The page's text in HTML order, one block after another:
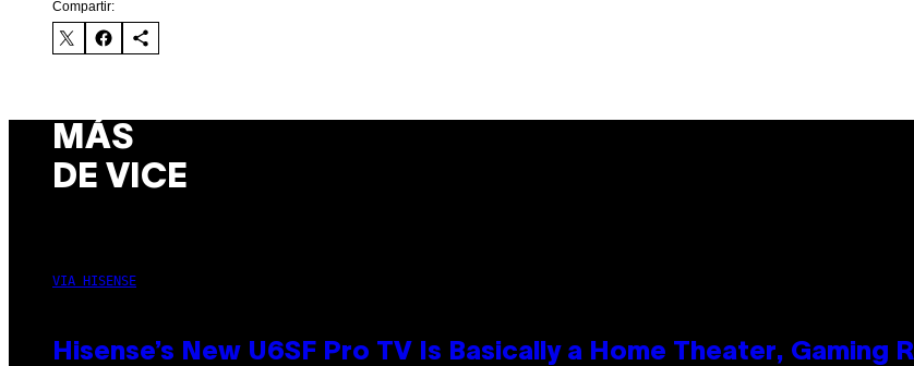
Compartir:
MÁS
DE VICE
VIA HISENSE
Hisense’s New U6SF Pro TV Is Basically a Home Theater, Gaming